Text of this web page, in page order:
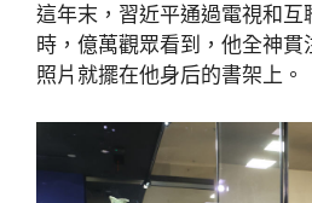
這年末，習近平通過電視和互
時，億萬觀眾看到，他全神
照片就擺在他身后的書架上。